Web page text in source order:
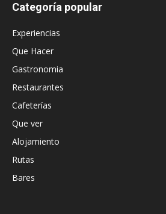
Categoría popular
Experiencias
Que Hacer
Gastronomia
Restaurantes
Cafeterías
Que ver
Alojamiento
Rutas
Bares